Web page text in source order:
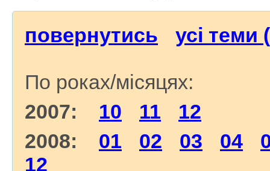
повернутись усі теми
По роках/місяцях:
2007: 10 11
12
2008: 01 02 03 04
12